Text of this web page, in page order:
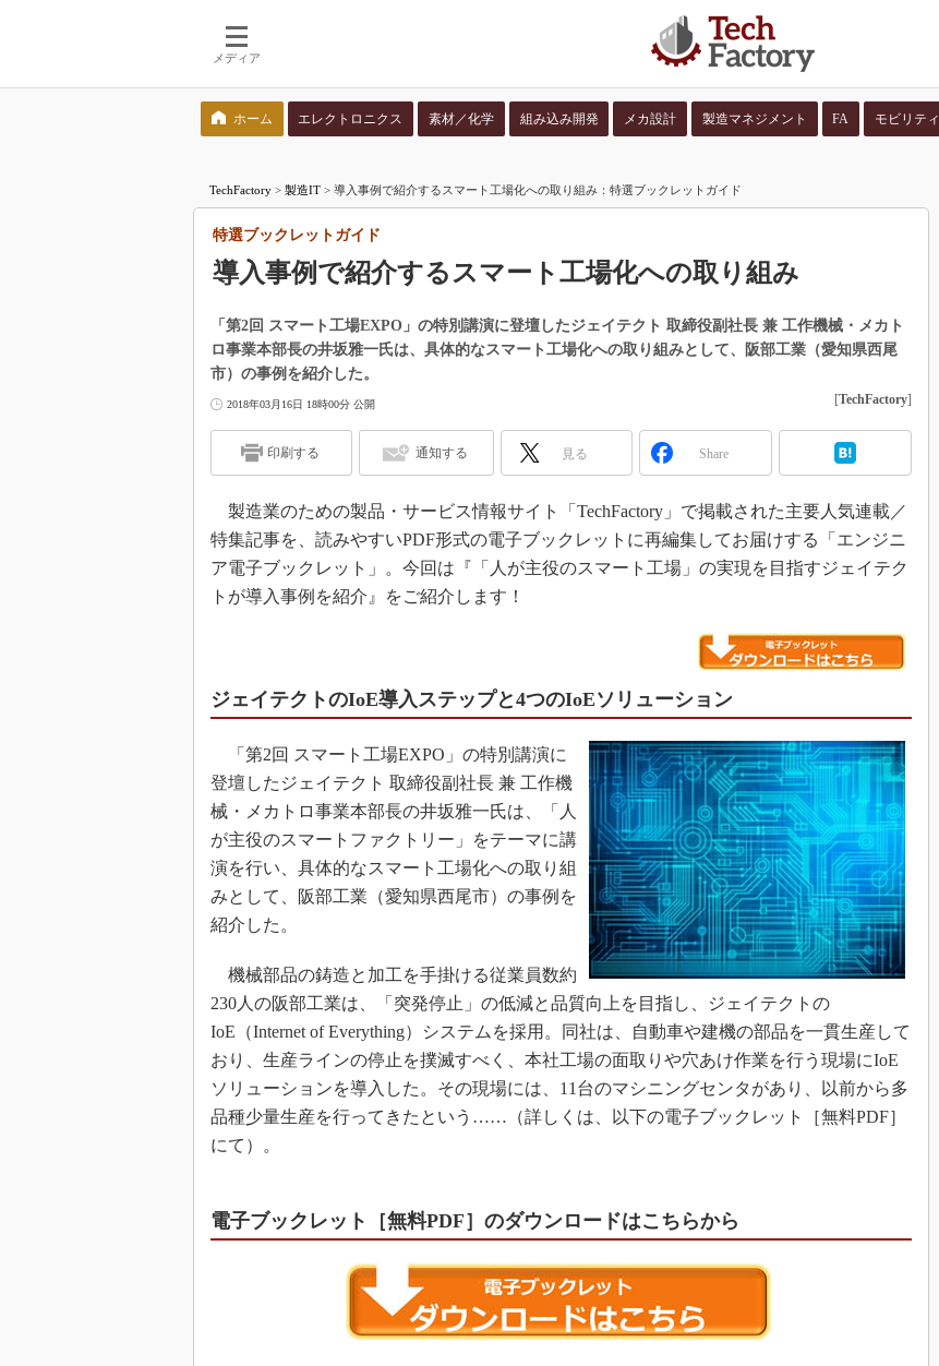
メディア
ホーム エレクトロニクス 素材／化学 組み込み開発 メカ設計 製造マネジメント FA モビリティ
TechFactory > 製造IT > 導入事例で紹介するスマート工場化への取り組み：特選ブックレットガイド
導入事例で紹介するスマート工場化への取り組み
特選ブックレットガイド
「第2回 スマート工場EXPO」の特別講演に登壇したジェイテクト 取締役副社長 兼 工作機械・メカト
ロ事業本部長の井坂雅一氏は、具体的なスマート工場化への取り組みとして、阪部工業（愛知県西尾
市）の事例を紹介した。
2018年03月16日 18時00分 公開 [TechFactory]
印刷する 通知する 見る Share
製造業のための製品・サービス情報サイト「TechFactory」で掲載された主要人気連載／
特集記事を、読みやすいPDF形式の電子ブックレットに再編集してお届けする「エンジニ
ア電子ブックレット」。今回は『「人が主役のスマート工場」の実現を目指すジェイテク
トが導入事例を紹介』をご紹介します！
ジェイテクトのIoE導入ステップと4つのIoEソリューション
「第2回 スマート工場EXPO」の特別講演に
登壇したジェイテクト 取締役副社長 兼 工作機
械・メカトロ事業本部長の井坂雅一氏は、「人
が主役のスマートファクトリー」をテーマに講
演を行い、具体的なスマート工場化への取り組
みとして、阪部工業（愛知県西尾市）の事例を
紹介した。
機械部品の鋳造と加工を手掛ける従業員数約
230人の阪部工業は、「突発停止」の低減と品質向上を目指し、ジェイテクトの
IoE（Internet of Everything）システムを採用。同社は、自動車や建機の部品を一貫生産して
おり、生産ラインの停止を撲滅すべく、本社工場の面取りや穴あけ作業を行う現場にIoE
ソリューションを導入した。その現場には、11台のマシニングセンタがあり、以前から多
品種少量生産を行ってきたという……（詳しくは、以下の電子ブックレット［無料PDF］
にて）。
電子ブックレット［無料PDF］のダウンロードはこちらから